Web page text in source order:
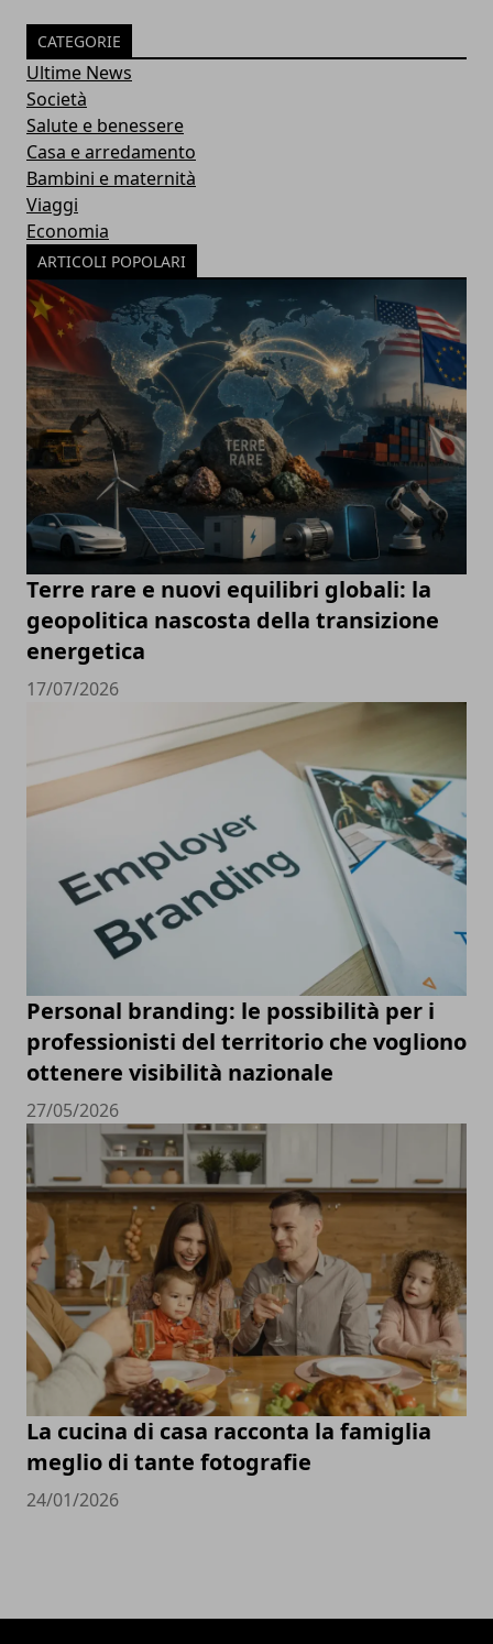
CATEGORIE
Ultime News
Società
Salute e benessere
Casa e arredamento
Bambini e maternità
Viaggi
Economia
ARTICOLI POPOLARI
Terre rare e nuovi equilibri globali: la
geopolitica nascosta della transizione
energetica
17/07/2026
Personal branding: le possibilità per i
professionisti del territorio che vogliono
ottenere visibilità nazionale
27/05/2026
La cucina di casa racconta la famiglia
meglio di tante fotografie
24/01/2026